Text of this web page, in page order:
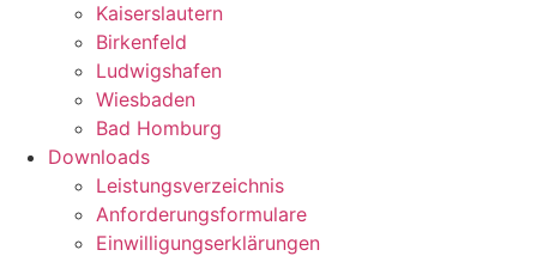
Kaiserslautern
Birkenfeld
Ludwigshafen
Wiesbaden
Bad Homburg
Downloads
Leistungsverzeichnis
Anforderungsformulare
Einwilligungserklärungen